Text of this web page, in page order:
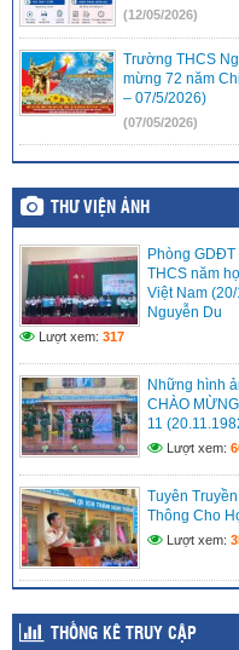
(12/05/2026)
Trường THCS
mừng 72 năm
– 07/5/2026)
(07/05/2026)
THÔNG TƯ 32/
chức danh nhà
(06/05/2026)
Thư ngõ Chuyển
Chuyển đổi số
(06/05/2026)
TRƯỜNG AN
NGUYỄN TRÃI
(06/05/2026)
THƯ VIỆN ẢNH
Phòng
THCS năm
Việt Nam
Nguyễn Du
Lượt xem: 317
Những hình
CHÀO
11
Lượt xem:
Tuyên
Thông Cho
Lượt xem:
THỐNG KÊ TRUY CẬP